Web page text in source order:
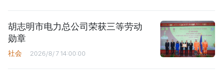
胡志明市电力总公司荣获三等劳动
勋章
社会 2026/8/7 14:00:00